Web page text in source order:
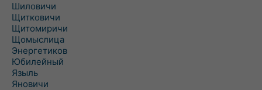
Шиловичи
Щитковичи
Щитомиричи
Щомыслица
Энергетиков
Юбилейный
Языль
Яновичи